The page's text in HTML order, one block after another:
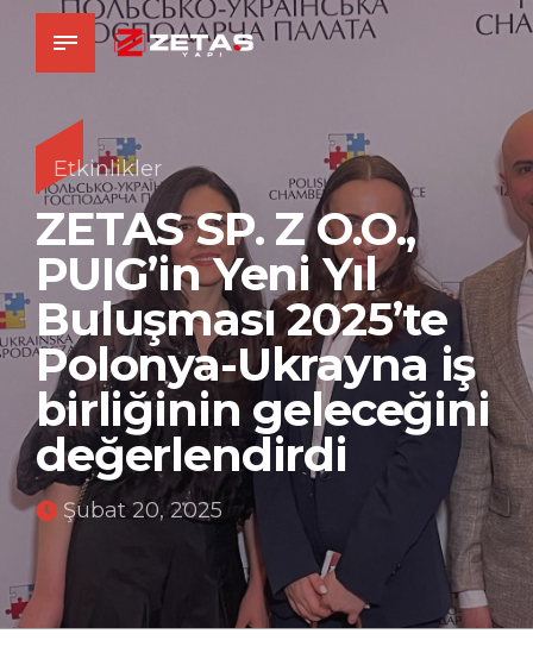
Etkinlikler
ZETAS SP. Z O.O.,
PUIG’in Yeni Yıl
Buluşması 2025’te
Polonya-Ukrayna iş
birliğinin geleceğini
değerlendirdi
Şubat 20, 2025